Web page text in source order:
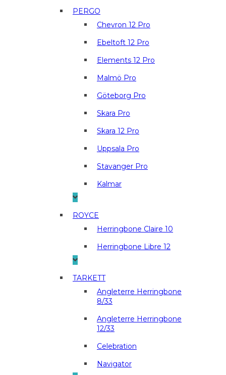
PERGO
Chevron 12 Pro
Ebeltoft 12 Pro
Elements 12 Pro
Malmö Pro
Göteborg Pro
Skara Pro
Skara 12 Pro
Uppsala Pro
Stavanger Pro
Kalmar
ROYCE
Herringbone Claire 10
Herringbone Libre 12
TARKETT
Angleterre Herringbone
8/33
Angleterre Herringbone
12/33
Celebration
Navigator